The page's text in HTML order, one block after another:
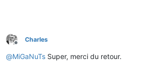
Offline
Charles
@MiGaNuTs Super, merci du retour.